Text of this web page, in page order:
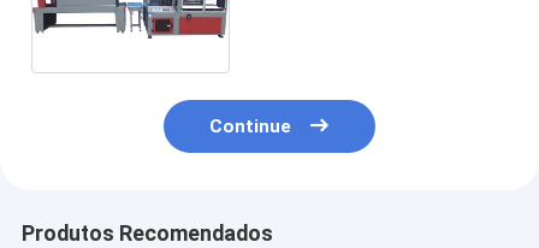
Continue
Produtos Recomendados